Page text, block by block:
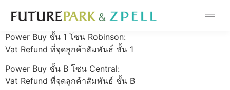
Cosmetic
Department Stores
Fashion
Power Buy ชั้น 1 โซน Robinson:
Vat Refund ที่จุดลูกค้าสัมพันธ์ ชั้น 1
Power Buy ชั้น B โซน Central:
Vat Refund ที่จุดลูกค้าสัมพันธ์ ชั้น B